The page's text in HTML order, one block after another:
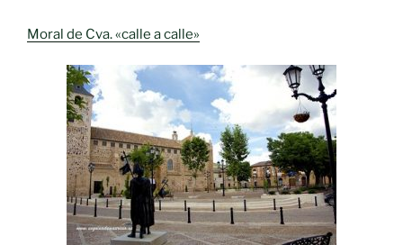
Moral de Cva. «calle a calle»